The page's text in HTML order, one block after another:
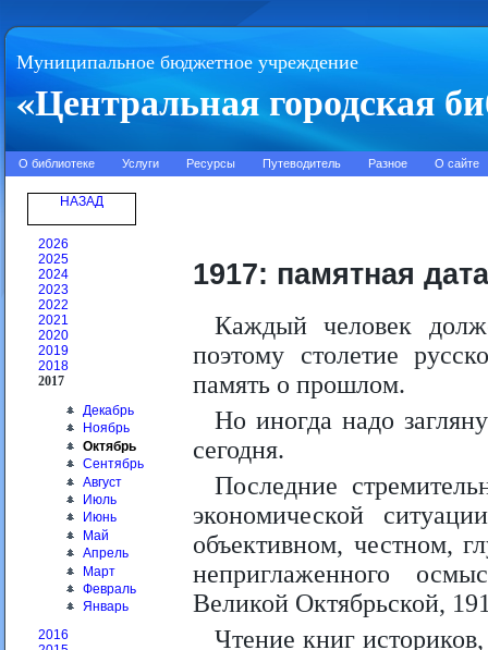
Муниципальное бюджетное учреждение
«Центральная городская
О библиотеке Услуги Ресурсы Путеводитель Разное О сайте
НАЗАД
2026
2025
2024
2023
2022
2021
2020
2019
2018
2017
Декабрь
Ноябрь
Октябрь
Сентябрь
Август
Июль
Июнь
Май
Апрель
Март
Февраль
Январь
2016
1917: памятная
Каждый человек
поэтому столетие
память о прошлом.
Но иногда надо
сегодня.
Последние
экономической
объективном, честном,
неприглаженного
Великой Октябрьской,
Чтение книг